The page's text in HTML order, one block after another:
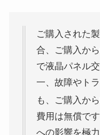
ご購入された
合、ご購入か
で液晶パネル
一、故障やト
も、ご購入か
費用は無償で
への影響を極